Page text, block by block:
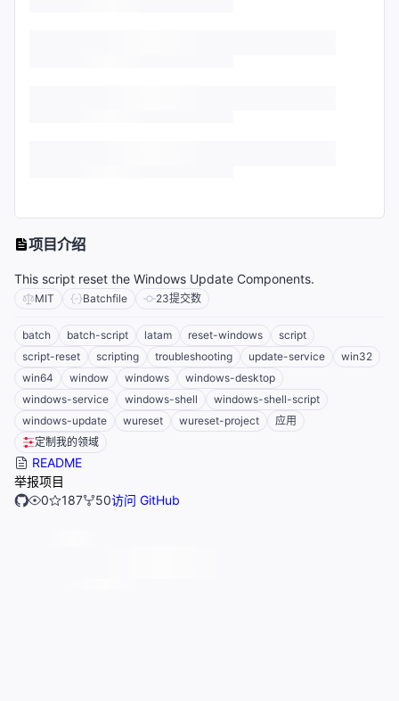
项目介绍
This script reset the Windows Update Components.
MIT Batchfile 23提交数
batch batch-script latam reset-windows
script
script-reset
scripting troubleshooting update-service
win32
win64
window windows
windows-desktop
windows-service
windows-shell
windows-shell-script
windows-update
wureset wureset-project
应用
定制我的领域
README
举报项目
0
187 50访问 GitHub